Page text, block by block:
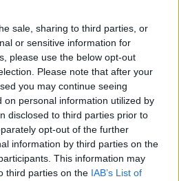
sale, sharing to third parties, or
or sensitive information for
please use the below opt-out
Please note that after your
you may continue seeing
on personal information utilized by
disclosed to third parties prior to
opt-out of the further
information by third parties on the
This information may
third parties on the IAB’s List of